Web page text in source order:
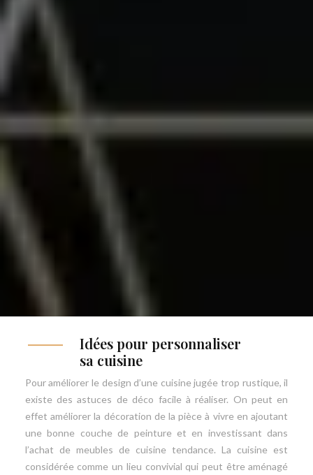
Idées pour personnaliser
sa cuisine
Pour améliorer le design d’une cuisine jugée trop rustique, il
existe des astuces de déco facile à réaliser. On peut en
effet améliorer la décoration de la pièce à vivre en ajoutant
une bonne couche de peinture et en investissant dans
l’achat de meubles de cuisine tendance. La cuisine est
considérée comme un lieu convivial qui peut être aménagé